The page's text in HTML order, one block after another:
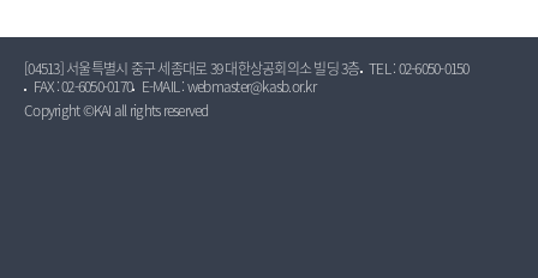
[04513] 서울특별시 중구 세종대로 39 대한상공회의소 빌딩 3층 TEL : 02-6050-0150
FAX : 02-6050-0170
E-MAIL : webmaster@kasb.or.kr
Copyright ©KAI all rights reserved